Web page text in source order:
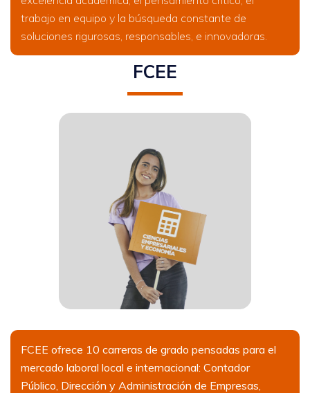
trabajo en equipo y la búsqueda constante de
soluciones rigurosas, responsables, e innovadoras.
FCEE
FCEE ofrece 10 carreras de grado pensadas para el
mercado laboral local e internacional: Contador
Público, Dirección y Administración de Empresas,